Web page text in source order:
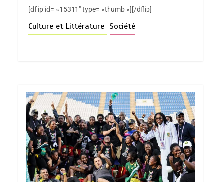
[dflip id= »15311″ type= »thumb »][/dflip]
Culture et Littérature Société